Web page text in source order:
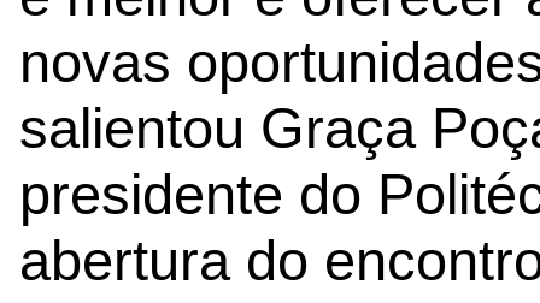
novas
salientou Graça
presidente do
abertura do